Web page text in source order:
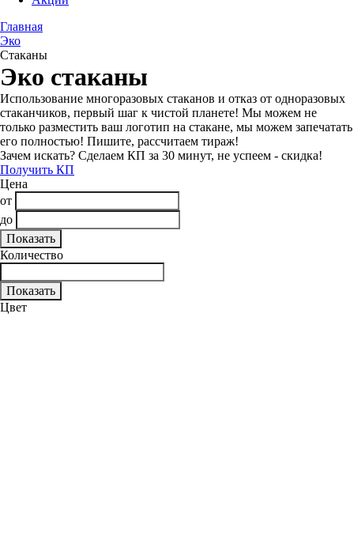
Главная
Эко
Стаканы
Эко стаканы
Использование многоразовых стаканов и отказ от одноразовых
стаканчиков, первый шаг к чистой планете! Мы можем не
только разместить ваш логотип на стакане, мы можем запечатать
его полностью! Пишите, рассчитаем тираж!
Зачем искать? Сделаем КП за 30 минут, не успеем - скидка!
Получить КП
Цена
от
до
Количество
Цвет